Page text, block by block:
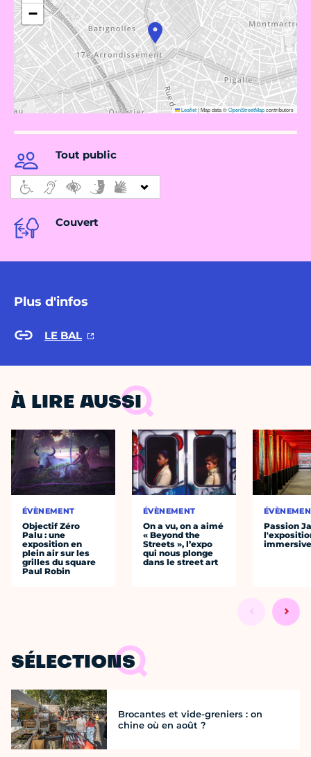
−
Leaflet|Map data ©OpenStreetMapcontributors
Tout public
Couvert
Plus d'infos
LE BAL
À LIRE AUSSI
ÉVÈNEMENT
Objectif Zéro
Palu : une
exposition en
plein air sur les
grilles du square
Paul Robin
ÉVÈNEMENT
On a vu, on a aimé
« Beyond the
Streets », l’expo
qui nous plonge
dans le street art
Passion
SÉLECTIONS
Brocantes et vide-greniers : on
chine où en août ?